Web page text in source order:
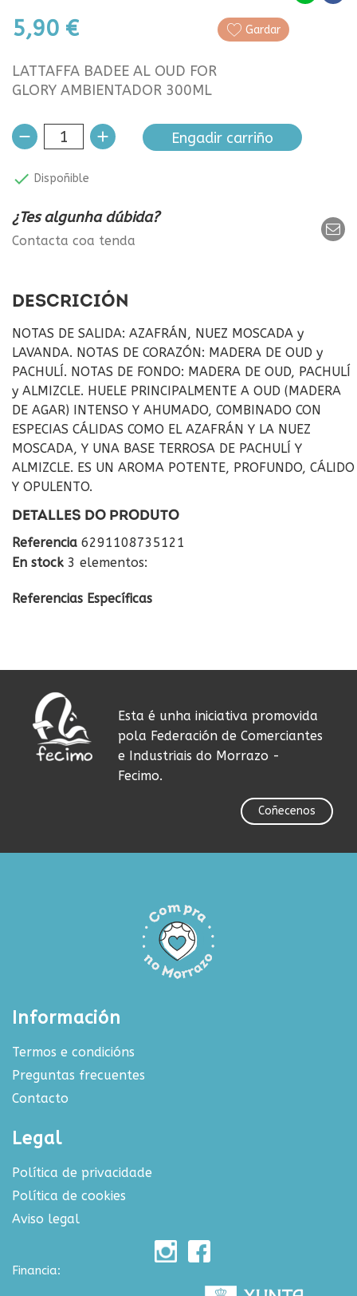
5,90 € Gardar
LATTAFFA BADEE AL OUD FOR
GLORY AMBIENTADOR 300ML
Engadir carriño
 Dispoñible
¿Tes algunha dúbida?
Contacta coa tenda
DESCRICIÓN
NOTAS DE SALIDA: AZAFRÁN, NUEZ MOSCADA y
LAVANDA. NOTAS DE CORAZÓN: MADERA DE OUD y
PACHULÍ. NOTAS DE FONDO: MADERA DE OUD, PACHULÍ
y ALMIZCLE. HUELE PRINCIPALMENTE A OUD (MADERA
DE AGAR) INTENSO Y AHUMADO, COMBINADO CON
ESPECIAS CÁLIDAS COMO EL AZAFRÁN Y LA NUEZ
MOSCADA, Y UNA BASE TERROSA DE PACHULÍ Y
ALMIZCLE. ES UN AROMA POTENTE, PROFUNDO, CÁLIDO
Y OPULENTO.
DETALLES DO PRODUTO
Referencia 6291108735121
En stock 3 elementos:
Referencias Específicas
Esta é unha iniciativa promovida
pola Federación de Comerciantes
e Industriais do Morrazo -
Fecimo.
Coñecenos
Información
Termos e condicións
Preguntas frecuentes
Contacto
Legal
Política de privacidade
Política de cookies
Aviso legal
Financia: